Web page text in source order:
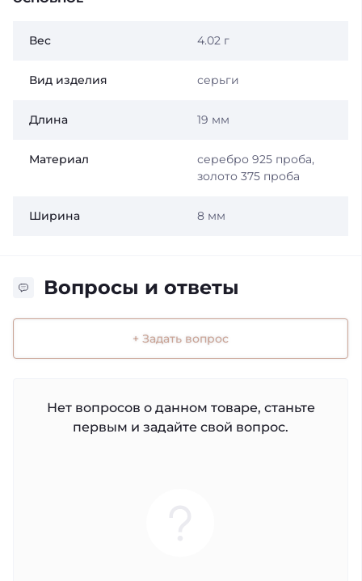
Вес 4.02 г
Вид изделия серьги
Длина 19 мм
Материал
серебро 925 проба,
золото 375 проба
Ширина 8 мм
Вопросы и ответы
+ Задать вопрос
Нет вопросов о данном товаре, станьте
первым и задайте свой вопрос.